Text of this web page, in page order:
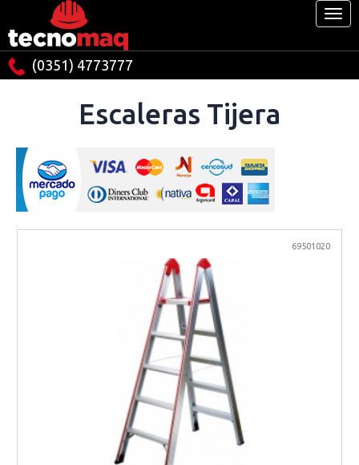
(0351) 4773777
Escaleras Tijera
69501020